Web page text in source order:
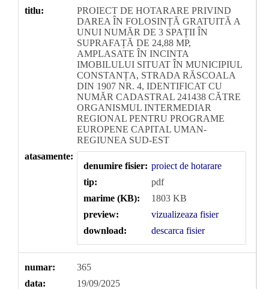
titlu:
PROIECT DE HOTARARE PRIVIND
DAREA ÎN FOLOSINȚĂ GRATUITĂ A
UNUI NUMĂR DE 3 SPAȚII ÎN
SUPRAFAȚĂ DE 24,88 MP,
AMPLASATE ÎN INCINTA
IMOBILULUI SITUAT ÎN MUNICIPIUL
CONSTANȚA, STRADA RĂSCOALA
DIN 1907 NR. 4, IDENTIFICAT CU
NUMĂR CADASTRAL 241438 CĂTRE
ORGANISMUL INTERMEDIAR
REGIONAL PENTRU PROGRAME
EUROPENE CAPITAL UMAN-
REGIUNEA SUD-EST
atasamente:
denumire fisier: proiect de hotarare
tip:
pdf
marime (KB):
1803 KB
preview:
vizualizeaza fisier
download:
descarca fisier
numar:
365
data:
19/09/2025